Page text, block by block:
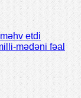
etdi
mədəni fəal